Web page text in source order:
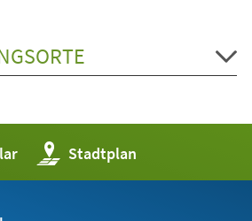
Stadtplan
(Öffnet
in
einem